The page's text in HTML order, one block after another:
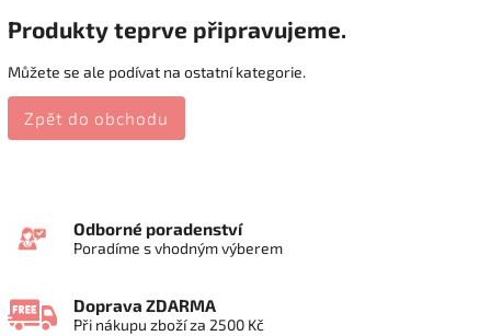
Produkty teprve připravujeme.
Můžete se ale podívat na ostatní kategorie.
Zpět do obchodu
Odborné poradenství
Poradíme s vhodným výberem
Doprava ZDARMA
Při nákupu zboží za 2500 Kč